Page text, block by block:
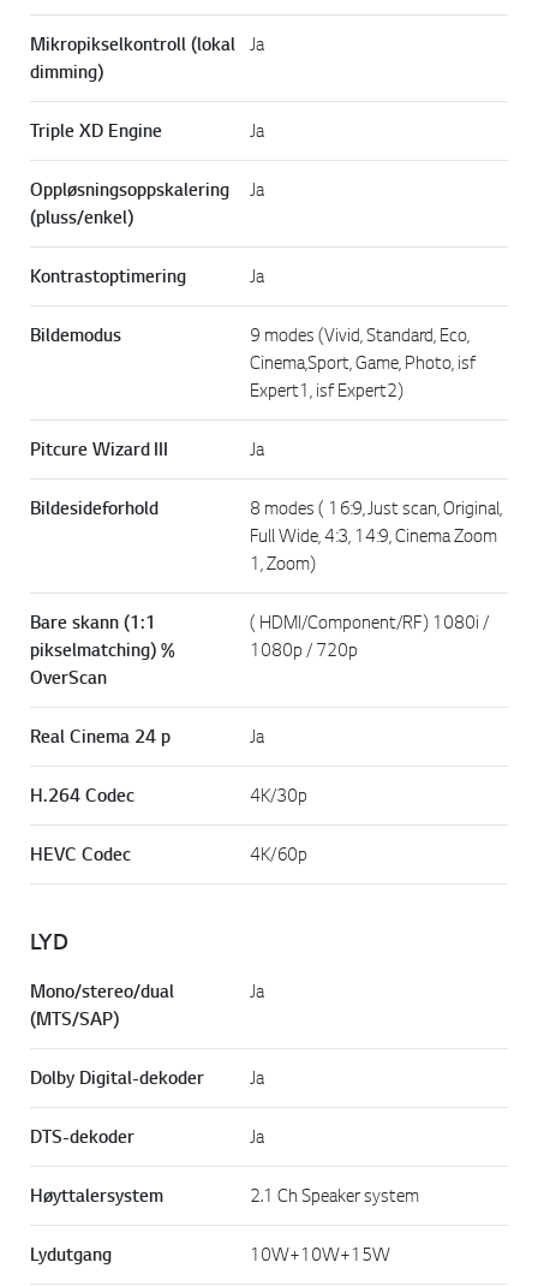
Mikropikselkontroll (lokal
dimming)
Ja
Triple XD Engine Ja
Oppløsningsoppskalering
(pluss/enkel)
Ja
Kontrastoptimering Ja
Bildemodus
9 modes (Vivid, Standard, Eco,
Cinema,Sport, Game, Photo, isf
Expert1, isf Expert2)
Pitcure Wizard III Ja
Bildesideforhold
8 modes ( 16:9, Just scan, Original,
Full Wide, 4:3, 14:9, Cinema Zoom
1, Zoom)
Bare skann (1:1
pikselmatching) %
OverScan
( HDMI/Component/RF) 1080i /
1080p / 720p
Real Cinema 24 p Ja
H.264 Codec 4K/30p
HEVC Codec 4K/60p
LYD
Mono/stereo/dual
(MTS/SAP)
Ja
Dolby Digital-dekoder Ja
DTS-dekoder Ja
Høyttalersystem 2.1 Ch Speaker system
Lydutgang 10W+10W+15W